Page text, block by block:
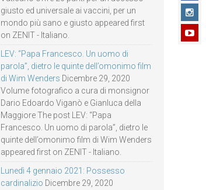
giusto ed universale ai vaccini, per un
mondo più sano e giusto appeared first
on ZENIT - Italiano.
LEV: “Papa Francesco. Un uomo di
parola”, dietro le quinte dell’omonimo film
di Wim Wenders Dicembre 29, 2020
Volume fotografico a cura di monsignor
Dario Edoardo Viganò e Gianluca della
Maggiore The post LEV: “Papa
Francesco. Un uomo di parola”, dietro le
quinte dell’omonimo film di Wim Wenders
appeared first on ZENIT - Italiano.
Lunedì 4 gennaio 2021: Possesso
cardinalizio Dicembre 29, 2020